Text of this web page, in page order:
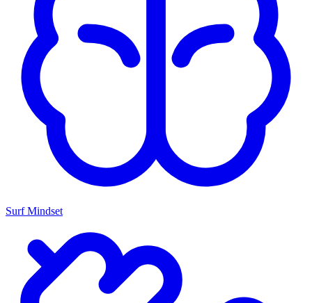
Surf Mindset